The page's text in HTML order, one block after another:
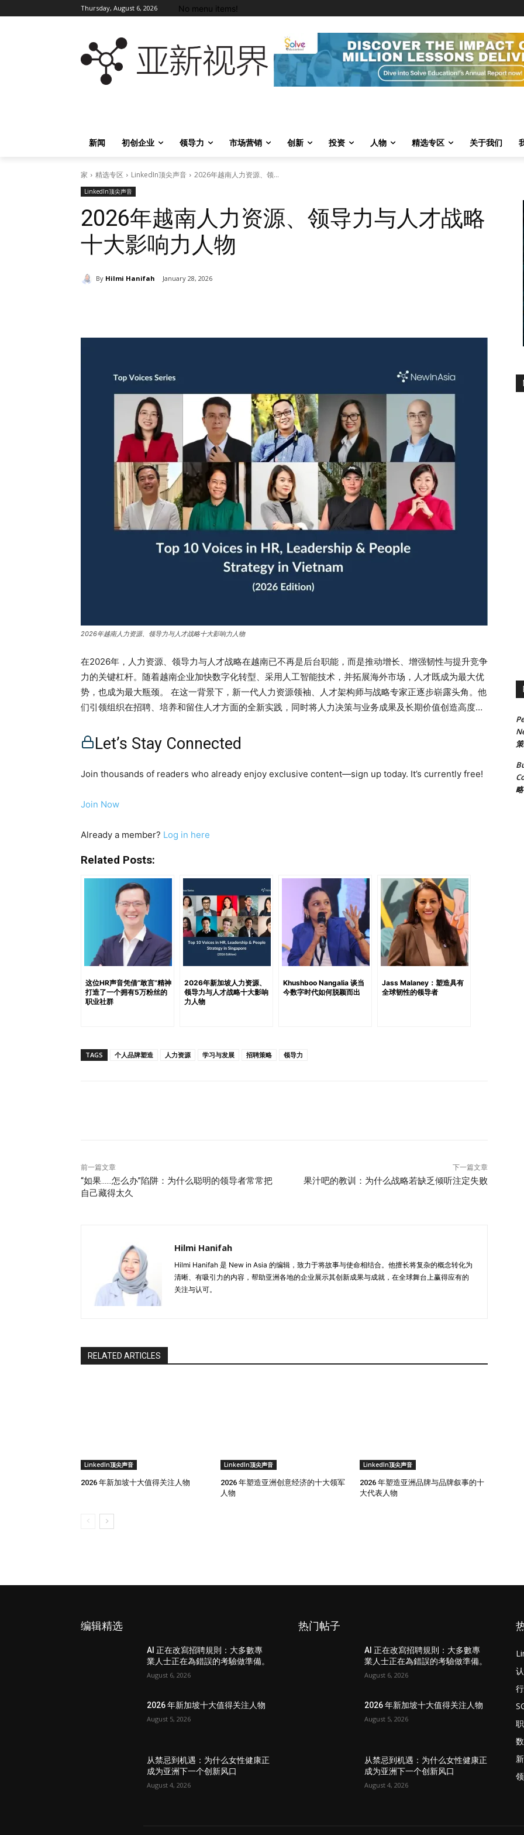
Thursday, August 6, 2026 No menu items!
新闻
初创企业 领导力 市场营销 创新 投资 人物 精选专区 关于我们
家 精选专区 LinkedIn顶尖声音 2026年越南人力资源、领...
LinkedIn顶尖声音
2026年越南人力资源、领导力与人才战略
十大影响力人物
By Hilmi Hanifah January 28, 2026
2026年越南人力资源、领导力与人才战略十大影响力人物
在2026年，人力资源、领导力与人才战略在越南已不再是后台职能，而是推动增长、增强韧性与提升竞争
力的关键杠杆。随着越南企业加快数字化转型、采用人工智能技术，并拓展海外市场，人才既成为最大优
势，也成为最大瓶颈。 在这一背景下，新一代人力资源领袖、人才架构师与战略专家正逐步崭露头角。他
们引领组织在招聘、培养和留住人才方面的全新实践，同时将人力决策与业务成果及长期价值创造高度对
LinkedIn上的影响力，更重在他们在现实中如何通过执行力重塑越南及整个亚洲地区的职场未来。 亮点
Thai Ha NguyenKhoa NguyenTran Vu ThanhNhung VuThang HuynhHoang Nguyen DinhNhung
Dinh KimHồng NghiêmHưng HuỳnhLe Thi Hong Anh越南人力与领导力未来的塑造者
Nguyen Thai Ha Nguyen 是越南在人才招聘与雇用战略领域最具影响力与知名度的声音之一。作为
域。 此外，Thai Ha 拥有超过10万名LinkedIn粉丝，并在多个社交平台上拥有广泛影响力，成为越南企业
师，她将学术基础与企业实际招聘挑战相结合。其在媒体与演讲场合中的频繁亮相进一步提升了她的专业
亲和力，是不可忽视的越南人才战略关键人物之一。 Khoa Nguyen Khoa Nguyen 是LinkedIn上关于职
业战略与就业能力方面的活跃声音，擅长将招聘实况转化为候选人可执行的建议。他的内容持续获得高度
互动，显示出对越南年轻与中年职场人士的强烈共鸣。 他曾从事招聘咨询与业务拓展工作，因此兼具雇主
需求与候选人定位的双重视角。在帮助数百人优化简历与求职策略方面积累了丰富经验，在提升越南人才
市场的准备度上发挥了关键作用。Khoa 的声音有助于建设一个更加健康透明的招聘生态。 Tran Vu
Thanh Tran Vu Thanh 是越南HR生态系统中的“构建者”代表。作为 Better You 的联合创始人，他专注于
设计与实施实用的人力资源体系，从招聘框架到绩效管理及能力建设。 他曾在物流、电商与科技行业担任
高级HRBP与人才管理岗位，其见解建立在实战基础之上，而非理论。通过培训、辅导与咨询，他帮助HR
Let’s Stay Connected
Join thousands of readers who already enjoy exclusive content—sign up today. It’s currently free!
Join Now
Already a member? Log in here
Related Posts:
这位HR声音凭借“敢言”精神
打造了一个拥有5万粉丝的
职业社群
2026年新加坡人力资源、
领导力与人才战略十大影响
力人物
Khushboo Nangalia 谈当
今数字时代如何脱颖而出
Jass Malaney：塑造具有
全球韧性的领导者
TAGS 个人品牌塑造 人力资源 学习与发展 招聘策略 领导力
前一篇文章
“如果……怎么办”陷阱：为什么聪明的领导者常常把
自己藏得太久
下一篇文章
果汁吧的教训：为什么战略若缺乏倾听注定失败
Hilmi Hanifah
Hilmi Hanifah 是 New in Asia 的编辑，致力于将故事与使命相结合。他擅长将复杂的概念转化为
清晰、有吸引力的内容，帮助亚洲各地的企业展示其创新成果与成就，在全球舞台上赢得应有的
关注与认可。
RELATED ARTICLES
LinkedIn顶尖声音
2026 年新加坡十大值得关注人物
LinkedIn顶尖声音
2026 年塑造亚洲创意经济的十大领军
人物
LinkedIn顶尖声音
2026 年塑造亚洲品牌与品牌叙事的十
大代表人物
编辑精选
AI 正在改寫招聘規則：大多數專
業人士正在為錯誤的考驗做準備。
August 6, 2026
2026 年新加坡十大值得关注人物
August 5, 2026
从禁忌到机遇：为什么女性健康正
成为亚洲下一个创新风口
August 4, 2026
热门帖子
AI 正在改寫招聘規則：大多數專
業人士正在為錯誤的考驗做準備。
August 6, 2026
2026 年新加坡十大值得关注人物
August 5, 2026
从禁忌到机遇：为什么女性健康正
成为亚洲下一个创新风口
August 4, 2026